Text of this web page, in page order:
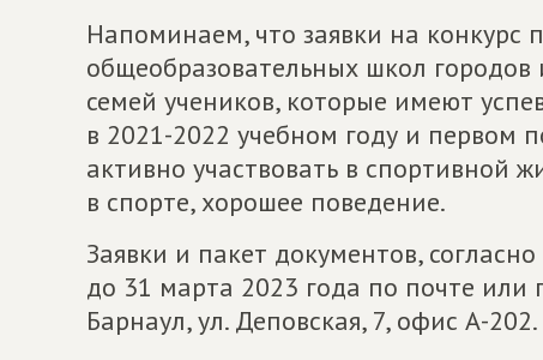
Напоминаем, что заявки на конкурс
общеобразовательных школ
семей учеников, которые имеют
в 2021-2022 учебном году и первом
активно участвовать в спортивной
в спорте, хорошее поведение.
Заявки и пакет документов, согласно
до 31 марта 2023 года по почте или
Барнаул, ул. Деповская, 7, офис А-202.